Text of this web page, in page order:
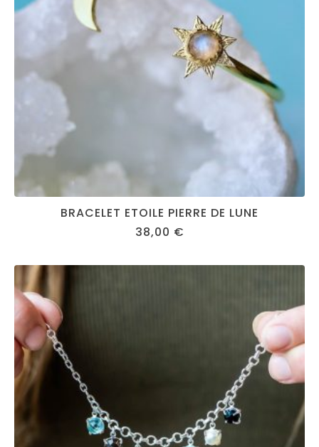
BRACELET ETOILE PIERRE DE LUNE
38,00 €